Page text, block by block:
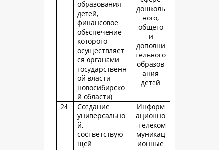
образования
детей,
финансовое
обеспечение
которого
осуществляет
ся органами
государственн
ой власти
новосибирско
й области)
дошколь
ного,
общего
и
дополни
тельного
образов
ания
детей
24
Создание
универсально
й,
соответствую
щей
Информ
ационно
-телеком
муникац
ионные